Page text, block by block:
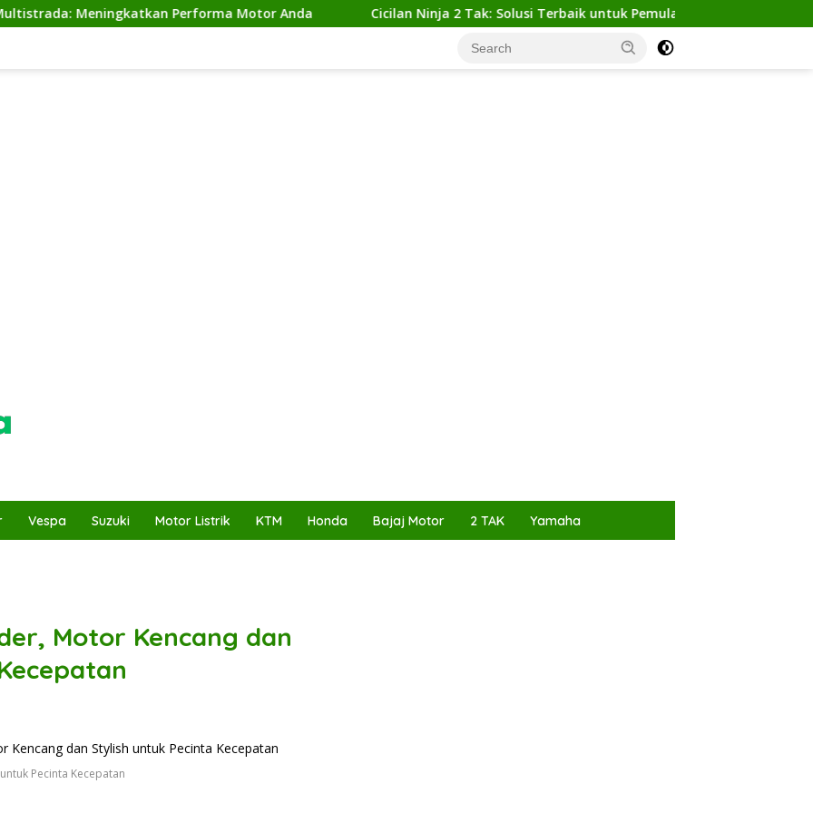
Performa Motor Anda Cicilan Ninja 2 Tak: Solusi Terbaik untuk Pemula yang Ingin Tampil Gagah
Vespa Suzuki Motor Listrik KTM Honda Bajaj Motor 2 TAK Yamaha
Motor Kencang dan
Pecinta Kecepatan